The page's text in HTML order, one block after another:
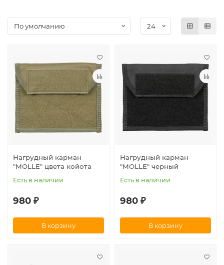
Нагрудный карман
"MOLLE" цвета койота
Есть в наличии
980 ₽
В корзину
Нагрудный карман
"MOLLE" черный
Есть в наличии
980 ₽
В корзину